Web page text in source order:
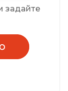
задайте